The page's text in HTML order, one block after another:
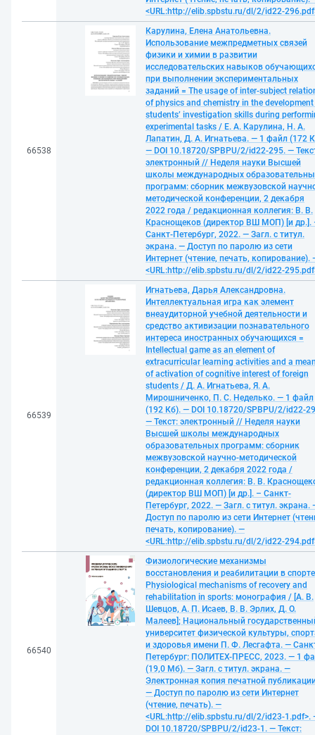
<URL:http://elib.spbstu.ru/dl/2/id22-
66538
Карулина, Елена Анатольевна.
Использование межпредметных связей
физики и химии в развитии
исследовательских навыков
при выполнении экспериментальных
заданий = The usage of inter-subject
of physics and chemistry in the
students’ investigation skills during
experimental tasks / Е. А. Карулина, Н. А.
Лапатин, Д. А. Игнатьева. — 1 файл (172
— DOI 10.18720/SPBPU/2/id22-295. —
электронный // Неделя науки Высшей
школы международных
программ: сборник межвузовской
методической конференции, 2 декабря
2022 года / редакционная коллегия: В. В.
Краснощеков (директор ВШ МОП) [и др.].
Санкт-Петербург, 2022. — Загл. с титул.
экрана. — Доступ по паролю из сети
Интернет (чтение, печать, копирование).
<URL:http://elib.spbstu.ru/dl/2/id22-
66539
Игнатьева, Дарья Александровна.
Интеллектуальная игра как элемент
внеаудиторной учебной деятельности и
средство активизации познавательного
интереса иностранных обучающихся =
Intellectual game as an element of
extracurricular learning activities and a
of activation of cognitive interest of foreign
students / Д. А. Игнатьева, Я. А.
Мирошниченко, П. С. Неделько. — 1 файл
(192 Кб). — DOI 10.18720/SPBPU/2/id22-
— Текст: электронный // Неделя науки
Высшей школы международных
образовательных программ: сборник
межвузовской научно-методической
конференции, 2 декабря 2022 года /
редакционная коллегия: В. В.
(директор ВШ МОП) [и др.]. – Санкт-
Петербург, 2022. — Загл. с титул. экрана.
Доступ по паролю из сети Интернет
печать, копирование). —
<URL:http://elib.spbstu.ru/dl/2/id22-
66540
Физиологические механизмы
восстановления и реабилитации в
Physiological mechanisms of recovery and
rehabilitation in sports: монография / [А. В.
Шевцов, А. П. Исаев, В. В. Эрлих, Д. О.
Малеев]; Национальный
университет физической культуры,
и здоровья имени П. Ф. Лесгафта. —
Петербург: ПОЛИТЕХ-ПРЕСС, 2023. — 1
(19,0 Мб). — Загл. с титул. экрана. —
Электронная копия печатной
— Доступ по паролю из сети Интернет
(чтение, печать). —
<URL:http://elib.spbstu.ru/dl/2/id23-1.pdf>.
DOI 10.18720/SPBPU/2/id23-1. — Текст: